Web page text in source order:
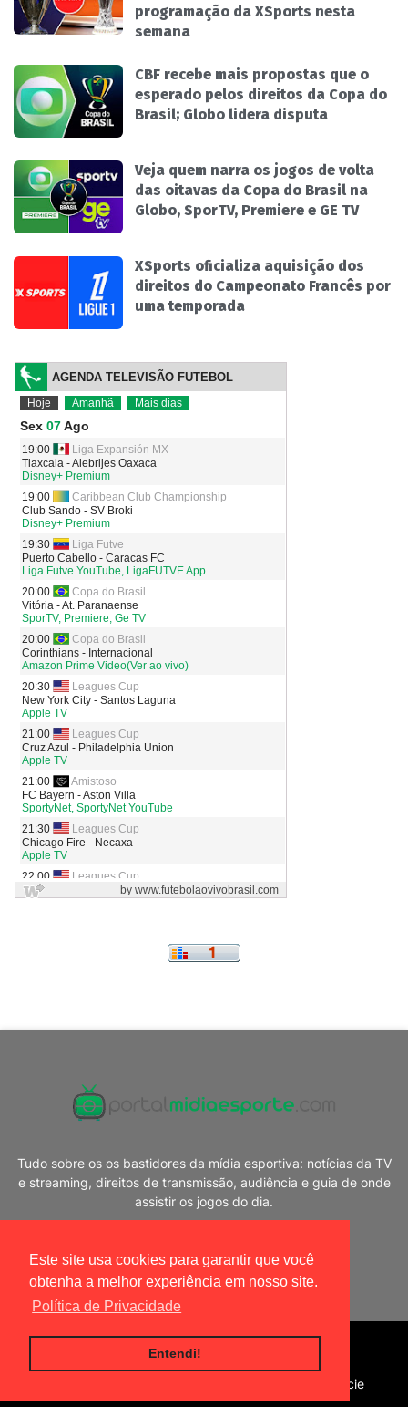
Este site usa cookies para garantir que você
obtenha a melhor experiência em nosso site.
Política de Privacidade
Entendi!
programação da XSports nesta
semana
CBF recebe mais propostas que o
esperado pelos direitos da Copa do
Brasil; Globo lidera disputa
Veja quem narra os jogos de volta
das oitavas da Copa do Brasil na
Globo, SporTV, Premiere e GE TV
XSports oficializa aquisição dos
direitos do Campeonato Francês por
uma temporada
Tudo sobre os os bastidores da mídia esportiva: notícias da TV
e streaming, direitos de transmissão, audiência e guia de onde
assistir os jogos do dia.
Blogger Templates|
Anuncie